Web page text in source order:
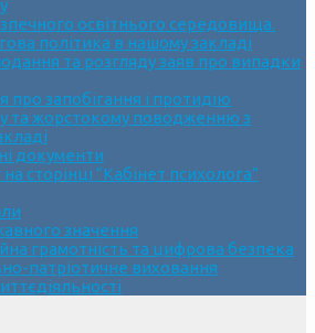
освітнього середовища.
політика в нашому закладі
та розгляду заяв про випадки
про запобігання і протидію
та жорстокому поводженню з
документи
на сторінці “Кабінет психолога”
значення
грамотність та цифрова безпека
патріотичне виховання